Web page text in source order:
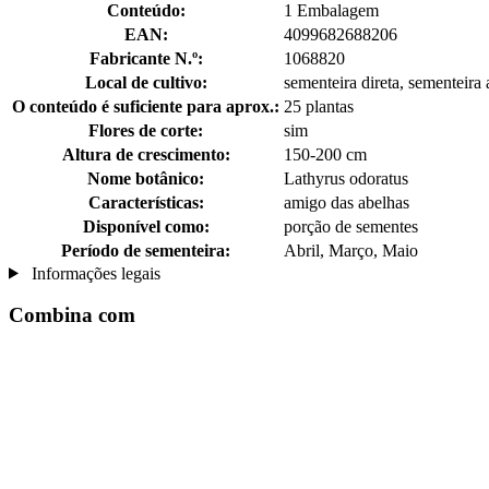
Conteúdo:
1 Embalagem
EAN:
4099682688206
Fabricante N.º:
1068820
Local de cultivo:
sementeira direta, sementeira
O conteúdo é suficiente para aprox.: 25 plantas
Flores de corte:
sim
Altura de crescimento:
150-200 cm
Nome botânico:
Lathyrus odoratus
Características:
amigo das abelhas
Disponível como:
porção de sementes
Período de sementeira:
Abril, Março, Maio
Informações legais
Combina com